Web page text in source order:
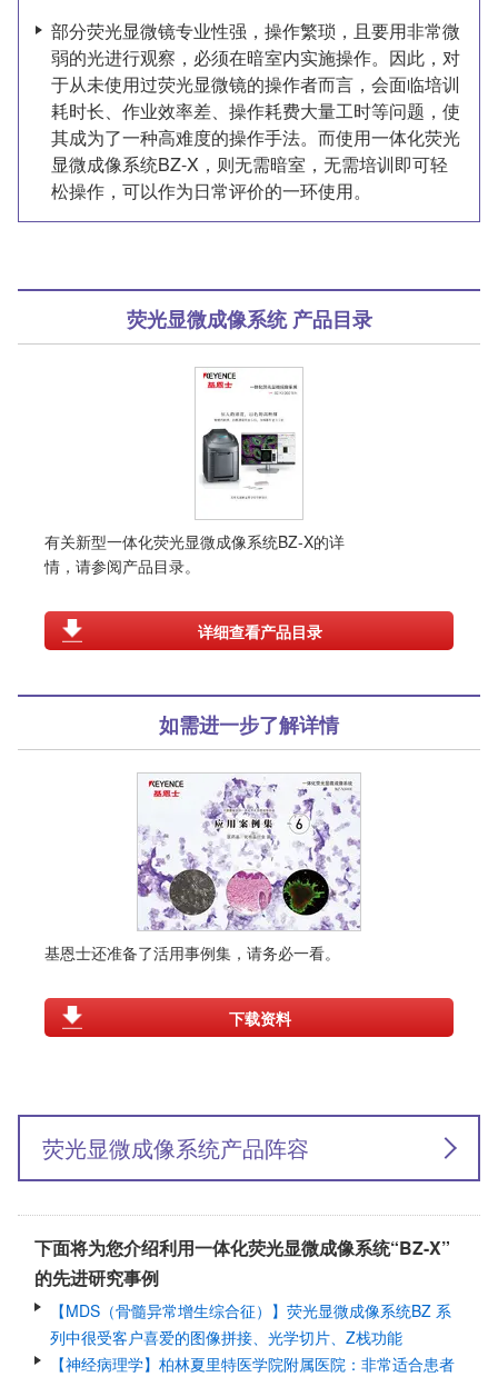
部分荧光显微镜专业性强，操作繁琐，且要用非常微
弱的光进行观察，必须在暗室内实施操作。因此，对
于从未使用过荧光显微镜的操作者而言，会面临培训
耗时长、作业效率差、操作耗费大量工时等问题，使
其成为了一种高难度的操作手法。而使用一体化荧光
显微成像系统BZ-X，则无需暗室，无需培训即可轻
松操作，可以作为日常评价的一环使用。
荧光显微成像系统 产品目录
有关新型一体化荧光显微成像系统BZ-X的详
情，请参阅产品目录。
详细查看产品目录
如需进一步了解详情
基恩士还准备了活用事例集，请务必一看。
下载资料
荧光显微成像系统产品阵容
下面将为您介绍利用一体化荧光显微成像系统“BZ-X”
的先进研究事例
【MDS（骨髓异常增生综合征）】荧光显微成像系统BZ 系
列中很受客户喜爱的图像拼接、光学切片、Z栈功能
【神经病理学】柏林夏里特医学院附属医院：非常适合患者